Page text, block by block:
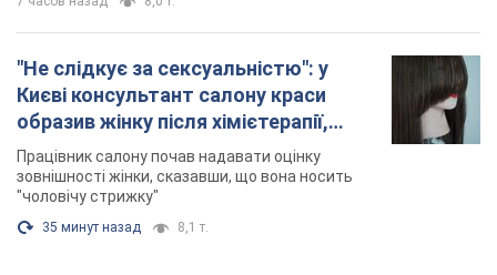
35 минут назад